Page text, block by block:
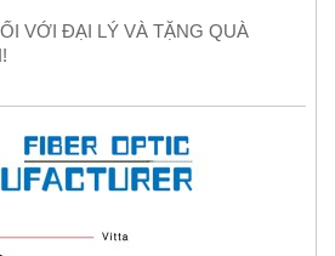
VỚI ĐẠI LÝ VÀ TẶNG QUÀ